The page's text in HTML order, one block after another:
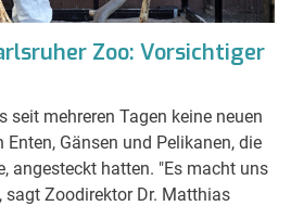
Zoo: Vorsichtiger
seit mehreren Tagen keine neuen
Gänsen und Pelikanen, die
angesteckt hatten. "Es macht uns
Zoodirektor Dr. Matthias